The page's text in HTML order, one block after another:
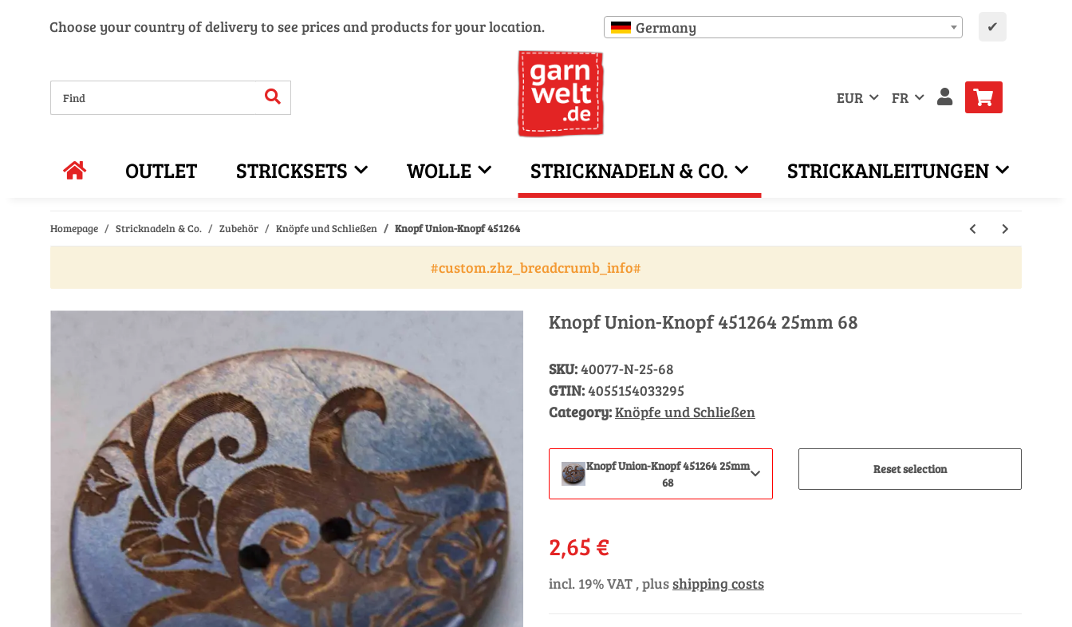
Choose your country of delivery to see prices and products for your location. Germany ✔
EUR FR
OUTLET STRICKSETS WOLLE STRICKNADELN & CO. STRICKANLEITUNGEN
Homepage Stricknadeln & Co. Zubehör Knöpfe und Schließen Knopf Union-Knopf 451264
#custom.zhz_breadcrumb_info#
Knopf Union-Knopf 451264 25mm 68
SKU:40077-N-25-68
GTIN:4055154033295
Category:Knöpfe und Schließen
Knopf Union-Knopf 451264 25mm
68
Reset selection
2,65 €
incl. 19% VAT , plusshipping costs